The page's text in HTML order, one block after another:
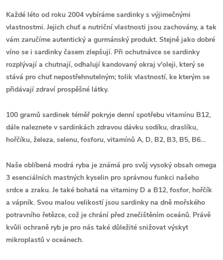
Každé léto od roku 2004 vybíráme sardinky s výjimečnými
vlastnostmi. Jejich chuť a nutriční vlastnosti jsou zachovány, a tak
vám zaručíme autentický a gurmánský produkt. Stejně jako dobré
víno se i sardinky časem zlepšují. Při ochutnávce se sardinky
rozplývají a chutnají, odhalují kandovaný okraj v'oleji, který se
stává pro chuť nepostřehnutelným; tolik vlastností, ke kterým se
přidávají zdraví prospěšné látky.
100 gramů sardinek téměř pokryje denní spotřebu vitamínu B12,
dále naleznete v sardinkách zdravou dávku sodíku, draslíku,
hořčíku, železa, selenu, fosforu, vitamínů A, D, B2, B3, B5, B6…
Naše oblíbená modrá ryba je známá pro svůj vysoký obsah omega
3 esenciálních mastných kyselin pro správnou funkci našeho
srdce a zraku. Je také bohatá na vitaminy D a B12, fosfor, hořčík
a vápník. Svou malou velikostí jsou sardinky na dně mořského
potravního řetězce, což je chrání před znečištěním oceánů. Právě
kvůli ochraně ryb je pro nás také důležité snižovat výskyt
mikroplastů v oceánech.